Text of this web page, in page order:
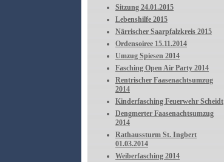
Sitzung 24.01.2015
Lebenshilfe 2015
Närrischer Saarpfalzkreis 2015
Ordensoiree 15.11.2014
Umzug Spiesen 2014
Fasching Open Air Party 2014
Rentrischer Faasenachtsumzug
2014
Kinderfasching Feuerwehr Scheidt
Dengmerter Faasenachtsumzug
2014
Rathaussturm St. Ingbert
01.03.2014
Weiberfasching 2014